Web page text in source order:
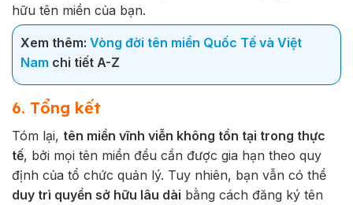
hữu tên miền của bạn.
Xem thêm: Vòng đời tên miền Quốc Tế và Việt
Nam chi tiết A-Z
6. Tổng kết
Tóm lại, tên miền vĩnh viễn không tồn tại trong thực
tế, bởi mọi tên miền đều cần được gia hạn theo quy
định của tổ chức quản lý. Tuy nhiên, bạn vẫn có thể
duy trì quyền sở hữu lâu dài bằng cách đăng ký tên